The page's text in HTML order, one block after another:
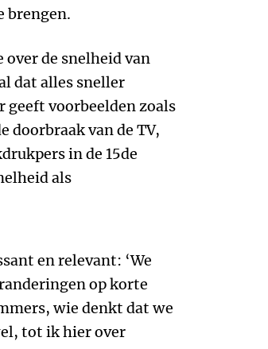
brengen.
de snelheid van
dat alles sneller
geeft voorbeelden zoals
doorbraak van de TV,
in de 15de
als
en relevant: ‘We
op korte
wie denkt dat we
tot ik hier over